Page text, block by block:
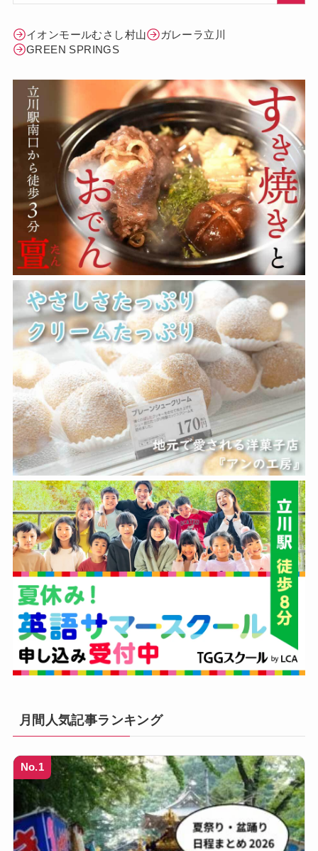
イオンモールむさし村山
ガレーラ立川
GREEN SPRINGS
月間人気記事ランキング
No.1